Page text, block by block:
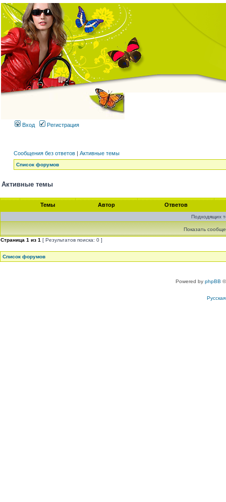
Вход Регистрация
Сообщения без ответов | Активные темы
Список форумов
Активные темы
Темы Автор Ответов
Подходящих
Показать
Страница 1 из 1 [ Результатов поиска: 0 ]
Список форумов
Powered by phpBB